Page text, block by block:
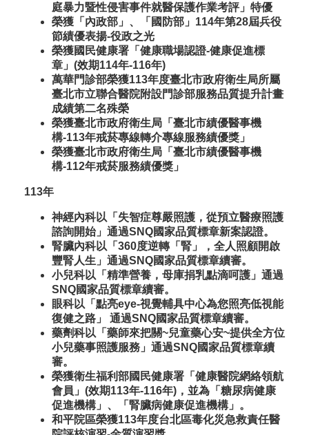
庭暴力暨性侵害事件就醫保護作業考評」特優
榮獲「內政部」、「國防部」114年第28屆兵役
節績優表揚-役政之光
榮獲國民健康署「健康職場認證-健康促進標
章」(效期114年-116年)
萬華門診部榮獲113年度臺北市政府衛生局所屬
臺北市立聯合醫院附設門診部服務品質提升計畫
成績第二名殊榮
榮獲臺北市政府衛生局「臺北市績優醫事機
構-113年戒菸專線轉介專線服務績優獎」
榮獲臺北市政府衛生局「臺北市績優醫事機
構-112年戒菸服務績優獎」
113年
神經內科以「失智症尊嚴照護，從預立醫療照護
諮詢開始」通過SNQ國家品質標章新案認證。
腎臟內科以「360度逆轉「腎」，全人照顧開啟
豐腎人生」通過SNQ國家品質標章續審。
小兒科以「精準營養，母庫捐乳點滴呵護」通過
SNQ國家品質標章續審。
眼科以「點亮eye-視覺輔具中心為您照亮低視能
復健之路」 通過SNQ國家品質標章續審。
藥劑科以「藥師來把關~兒童藥心安~提供全方位
小兒藥事照護服務」通過SNQ國家品質標章續
審。
榮獲衛生福利部國民健康署「健康醫院網絡領航
會員」(效期113年-116年)，並為「糖尿病健康
促進機構」、「腎臟病健康促進機構」。
和平院區榮獲113年度台北區毒化災急救責任醫